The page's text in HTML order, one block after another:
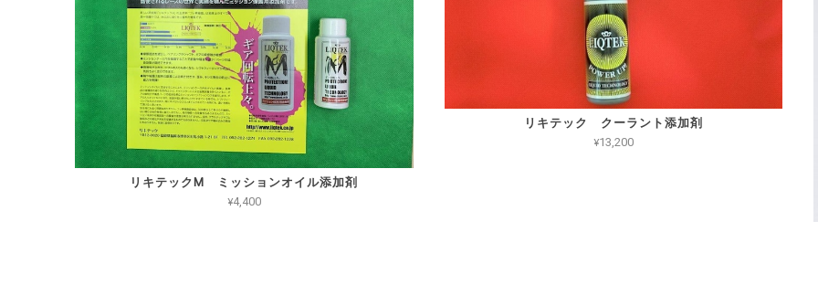
リキテックM ミッションオイル添加剤
¥4,400
リキテック クーラント添加剤
¥13,200